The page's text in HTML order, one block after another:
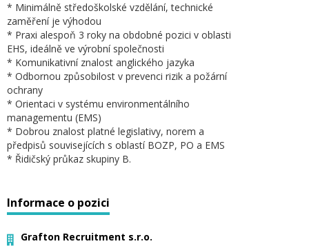
* Minimálně středoškolské vzdělání, technické
zaměření je výhodou
* Praxi alespoň 3 roky na obdobné pozici v oblasti
EHS, ideálně ve výrobní společnosti
* Komunikativní znalost anglického jazyka
* Odbornou způsobilost v prevenci rizik a požární
ochrany
* Orientaci v systému environmentálního
managementu (EMS)
* Dobrou znalost platné legislativy, norem a
předpisů souvisejících s oblastí BOZP, PO a EMS
* Řidičský průkaz skupiny B.
Informace o pozici
Grafton Recruitment s.r.o.